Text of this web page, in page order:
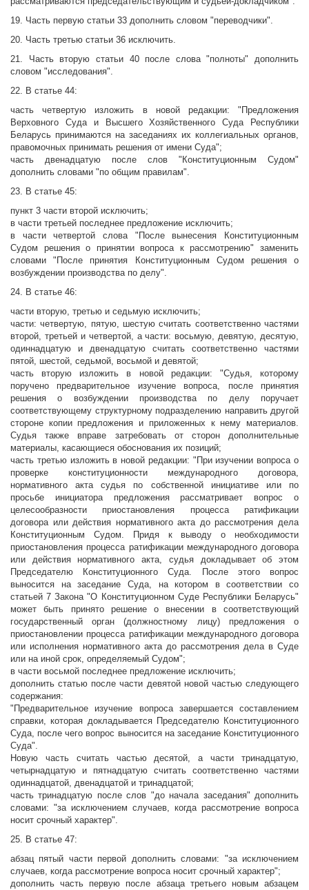
19. Часть первую статьи 33 дополнить словом "переводчики".
20. Часть третью статьи 36 исключить.
21. Часть вторую статьи 40 после слова "полноты" дополнить
словом "исследования".
22. В статье 44:
часть четвертую изложить в новой редакции: "Предложения
Верховного Суда и Высшего Хозяйственного Суда Республики
Беларусь принимаются на заседаниях их коллегиальных органов,
правомочных принимать решения от имени Суда";
часть двенадцатую после слов "Конституционным Судом"
дополнить словами "по общим правилам".
23. В статье 45:
пункт 3 части второй исключить;
в части третьей последнее предложение исключить;
в части четвертой слова "После вынесения Конституционным
Судом решения о принятии вопроса к рассмотрению" заменить
словами "После принятия Конституционным Судом решения о
возбуждении производства по делу".
24. В статье 46:
части вторую, третью и седьмую исключить;
части: четвертую, пятую, шестую считать соответственно частями
второй, третьей и четвертой, а части: восьмую, девятую, десятую,
одиннадцатую и двенадцатую считать соответственно частями
пятой, шестой, седьмой, восьмой и девятой;
часть вторую изложить в новой редакции: "Судья, которому
поручено предварительное изучение вопроса, после принятия
решения о возбуждении производства по делу поручает
соответствующему структурному подразделению направить другой
стороне копии предложения и приложенных к нему материалов.
Судья также вправе затребовать от сторон дополнительные
материалы, касающиеся обоснования их позиций;
часть третью изложить в новой редакции: "При изучении вопроса о
проверке конституционности международного договора,
нормативного акта судья по собственной инициативе или по
просьбе инициатора предложения рассматривает вопрос о
целесообразности приостановления процесса ратификации
договора или действия нормативного акта до рассмотрения дела
Конституционным Судом. Придя к выводу о необходимости
приостановления процесса ратификации международного договора
или действия нормативного акта, судья докладывает об этом
Председателю Конституционного Суда. После этого вопрос
выносится на заседание Суда, на котором в соответствии со
статьей 7 Закона "О Конституционном Суде Республики Беларусь"
может быть принято решение о внесении в соответствующий
государственный орган (должностному лицу) предложения о
приостановлении процесса ратификации международного договора
или исполнения нормативного акта до рассмотрения дела в Суде
или на иной срок, определяемый Судом";
в части восьмой последнее предложение исключить;
дополнить статью после части девятой новой частью следующего
содержания:
"Предварительное изучение вопроса завершается составлением
справки, которая докладывается Председателю Конституционного
Суда, после чего вопрос выносится на заседание Конституционного
Суда".
Новую часть считать частью десятой, а части тринадцатую,
четырнадцатую и пятнадцатую считать соответственно частями
одиннадцатой, двенадцатой и тринадцатой;
часть тринадцатую после слов "до начала заседания" дополнить
словами: "за исключением случаев, когда рассмотрение вопроса
носит срочный характер".
25. В статье 47:
абзац пятый части первой дополнить словами: "за исключением
случаев, когда рассмотрение вопроса носит срочный характер";
дополнить часть первую после абзаца третьего новым абзацем